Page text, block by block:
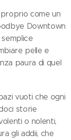
come un
Downtown
pelle e
paura di quel
vuoti che ogni
storie
o nolenti,
gli addii, che